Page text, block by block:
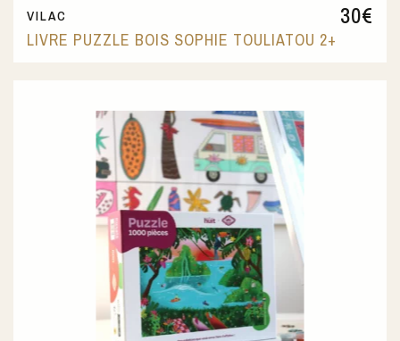
30€
VILAC
LIVRE PUZZLE BOIS SOPHIE TOULIATOU 2+